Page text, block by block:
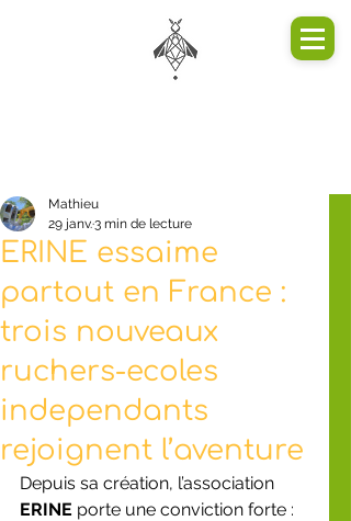
ERINE essaime
partout en France :
trois nouveaux
ruchers-ecoles
independants
rejoignent l’aventure
Mathieu
29 janv.3 min de lecture
Depuis sa création, l’association
ERINE porte une conviction forte :